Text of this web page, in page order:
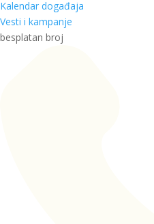
Kalendar događaja
Vesti i kampanje
besplatan broj